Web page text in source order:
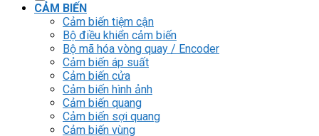
CẢM BIẾN
Cảm biến tiệm cận
Bộ điều khiển cảm biến
Bộ mã hóa vòng quay / Encoder
Cảm biến áp suất
Cảm biến cửa
Cảm biến hình ảnh
Cảm biến quang
Cảm biến sợi quang
Cảm biến vùng